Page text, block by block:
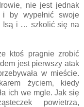
nie jest jednak
i by wypełnić swoje
Isą i … szkolić się na
ktoś pragnie zrobić
jest pierwszy atak
w mieście.
życiem, kiedy
ich we mgle. Jak się
powietrza,